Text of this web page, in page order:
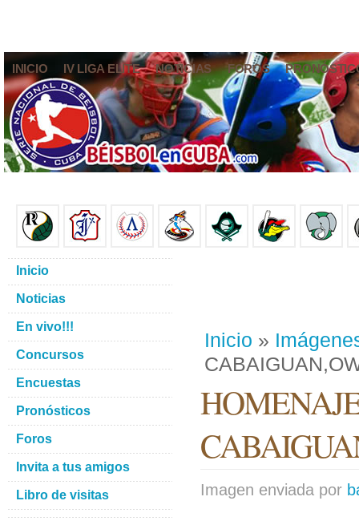
INICIO IV LIGA ELITE NOTICIAS FOROS
Inicio »
Imagen enviada por
Inicio
Noticias
En vivo!!!
Concursos
Encuestas
Pronósticos
Foros
Invita a tus amigos
Libro de visitas